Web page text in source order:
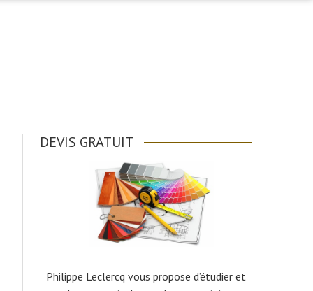
DEVIS GRATUIT
Philippe Leclercq vous propose d’étudier et